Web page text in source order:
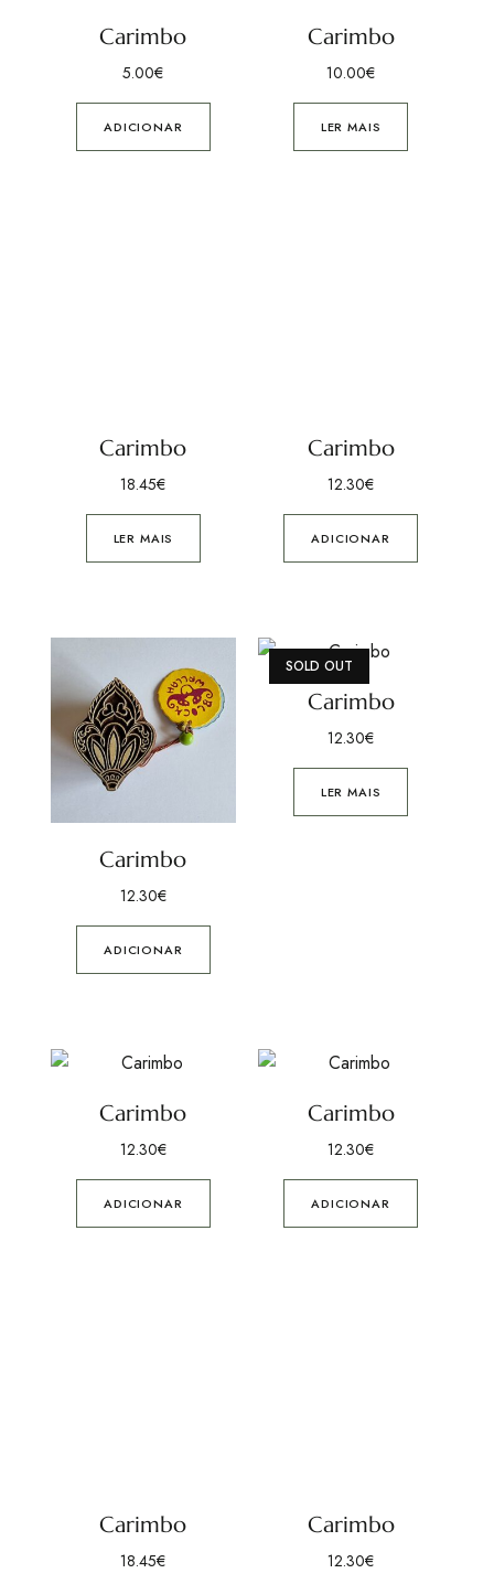
Carimbo
5.00€
ADICIONAR
Carimbo
10.00€
LER MAIS
Carimbo
18.45€
LER MAIS
Carimbo
12.30€
ADICIONAR
Carimbo
12.30€
ADICIONAR
SOLD OUT
Carimbo
12.30€
LER MAIS
Carimbo
12.30€
ADICIONAR
Carimbo
12.30€
ADICIONAR
Carimbo
18.45€
Carimbo
12.30€